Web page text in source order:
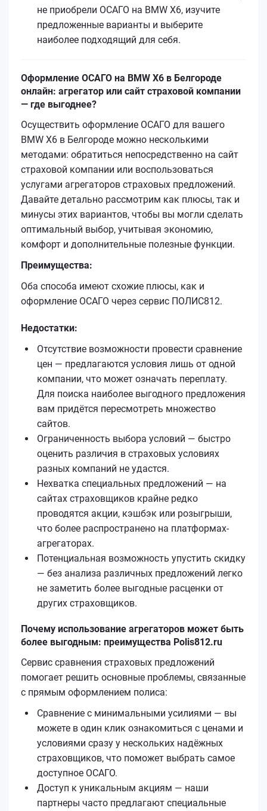
не приобрели ОСАГО на BMW X6, изучите
предложенные варианты и выберите
наиболее подходящий для себя.
Оформление ОСАГО на BMW X6 в Белгороде
онлайн: агрегатор или сайт страховой компании
— где выгоднее?
Осуществить оформление ОСАГО для вашего
BMW X6 в Белгороде можно несколькими
методами: обратиться непосредственно на сайт
страховой компании или воспользоваться
услугами агрегаторов страховых предложений.
Давайте детально рассмотрим как плюсы, так и
минусы этих вариантов, чтобы вы могли сделать
оптимальный выбор, учитывая экономию,
комфорт и дополнительные полезные функции.
Преимущества:
Оба способа имеют схожие плюсы, как и
оформление ОСАГО через сервис ПОЛИС812.
Недостатки:
Отсутствие возможности провести сравнение
цен — предлагаются условия лишь от одной
компании, что может означать переплату.
Для поиска наиболее выгодного предложения
вам придётся пересмотреть множество
сайтов.
Ограниченность выбора условий — быстро
оценить различия в страховых условиях
разных компаний не удастся.
Нехватка специальных предложений — на
сайтах страховщиков крайне редко
проводятся акции, кэшбэк или розыгрыши,
что более распространено на платформах-
агрегаторах.
Потенциальная возможность упустить скидку
— без анализа различных предложений легко
не заметить более выгодные расценки от
других страховщиков.
Почему использование агрегаторов может быть
более выгодным: преимущества Polis812.ru
Сервис сравнения страховых предложений
помогает решить основные проблемы, связанные
с прямым оформлением полиса:
Сравнение с минимальными усилиями — вы
можете в один клик ознакомиться с ценами и
условиями сразу у нескольких надёжных
страховщиков, что поможет выбрать самое
доступное ОСАГО.
Доступ к уникальным акциям — наши
партнеры часто предлагают специальные